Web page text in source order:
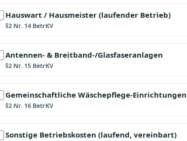
Hauswart / Hausmeister (laufender Betrieb)
§2 Nr. 14 BetrKV
Antennen- & Breitband-/Glasfaseranlagen
§2 Nr. 15 BetrKV
Gemeinschaftliche Wäschepflege-Einrichtungen
§2 Nr. 16 BetrKV
Sonstige Betriebskosten (laufend, vereinbart)